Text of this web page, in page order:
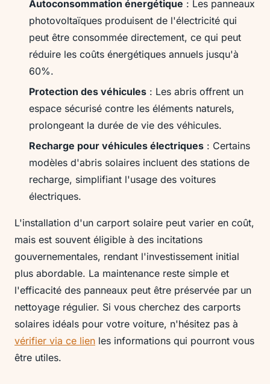
Autoconsommation énergétique : Les panneaux
photovoltaïques produisent de l'électricité qui
peut être consommée directement, ce qui peut
réduire les coûts énergétiques annuels jusqu'à
60%.
Protection des véhicules : Les abris offrent un
espace sécurisé contre les éléments naturels,
prolongeant la durée de vie des véhicules.
Recharge pour véhicules électriques : Certains
modèles d'abris solaires incluent des stations de
recharge, simplifiant l'usage des voitures
électriques.
L'installation d'un carport solaire peut varier en coût,
mais est souvent éligible à des incitations
gouvernementales, rendant l'investissement initial
plus abordable. La maintenance reste simple et
l'efficacité des panneaux peut être préservée par un
nettoyage régulier. Si vous cherchez des carports
solaires idéals pour votre voiture, n'hésitez pas à
vérifier via ce lien les informations qui pourront vous
être utiles.